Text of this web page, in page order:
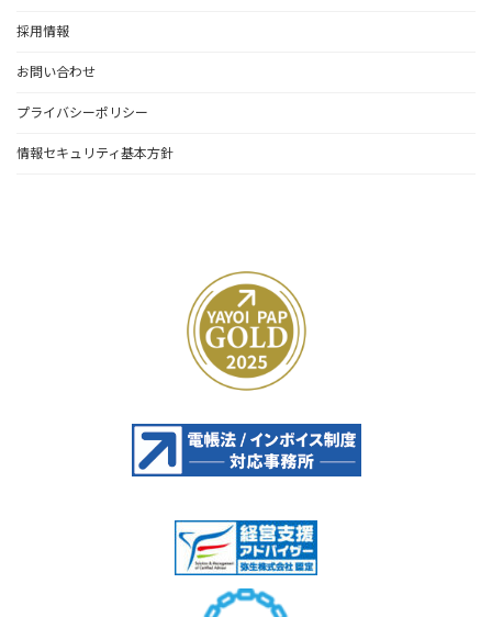
採用情報
お問い合わせ
プライバシーポリシー
情報セキュリティ基本方針